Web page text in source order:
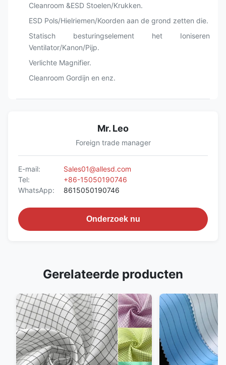
Cleanroom &ESD Stoelen/Krukken.
ESD Pols/Hielriemen/Koorden aan de grond zetten die.
Statisch besturingselement het Ioniseren
Ventilator/Kanon/Pijp.
Verlichte Magnifier.
Cleanroom Gordijn en enz.
Mr. Leo
Foreign trade manager
E-mail:
Sales01@allesd.com
Tel:
+86-15050190746
WhatsApp:
8615050190746
Onderzoek nu
Gerelateerde producten